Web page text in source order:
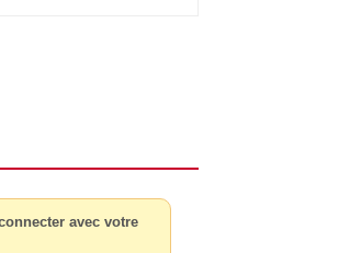
avec votre